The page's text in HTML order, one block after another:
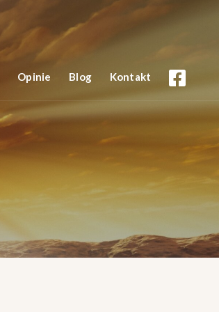
Opinie Blog Kontakt